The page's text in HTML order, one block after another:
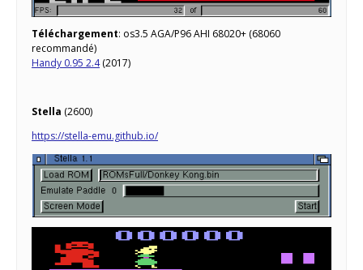
Téléchargement: os3.5 AGA/P96 AHI 68020+ (68060
recommandé)
Handy 0.95 2.4(2017)
Stella (2600)
https://stella-emu.github.io/